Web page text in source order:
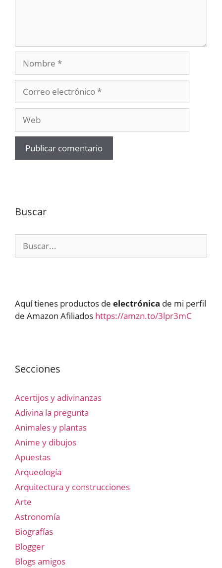
Nombre
electrónico
Buscar
Aquí tienes productos de electrónica de mi perfil
de Amazon Afiliados https://amzn.to/3lpr3mC
Secciones
Acertijos y adivinanzas
Adivina la pregunta
Animales y plantas
Anime y dibujos
Apuestas
Arqueología
Arquitectura y construcciones
Arte
Astronomía
Biografías
Blogger
Blogs amigos